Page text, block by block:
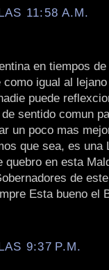
11:58 A.M.
en tiempos
igual al
puede
sentido comun
un poco mas
que sea, es una
en esta
de
Esta bueno el
9:37 P.M.